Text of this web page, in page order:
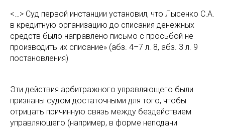
<…> Суд первой инстанции установил, что Лысенко С.А.
в кредитную организацию до списания денежных
средств было направлено письмо с просьбой не
производить их списание» (абз. 4–7 л. 8, абз. 3 л. 9
постановления)
Эти действия арбитражного управляющего были
признаны судом достаточными для того, чтобы
отрицать причинную связь между бездействием
управляющего (например, в форме неподачи